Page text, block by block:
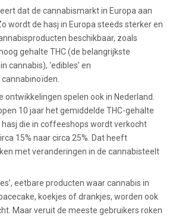
dat de cannabismarkt in Europa aan
wordt de hasj in Europa steeds sterker en
beschikbaar, zoals
gehalte THC (de belangrijkste
cannabis), ‘edibles’ en
ontwikkelingen spelen ook in Nederland.
10 jaar het gemiddelde THC-gehalte
die in coffeeshops wordt verkocht
15% naar circa 25%. Dat heeft
met veranderingen in de cannabisteelt
eetbare producten waar cannabis in
koekjes of drankjes, worden ook
Maar veruit de meeste gebruikers roken